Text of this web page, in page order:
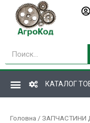
Перейти
вмісту
Пошук
КАТАЛОГ
Головна / ЗАПЧАСТИНИ